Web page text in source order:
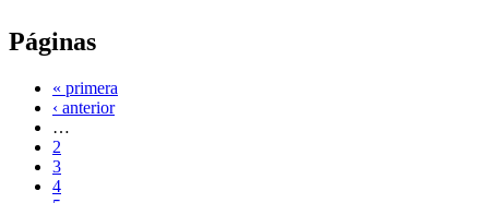
Páginas
« primera
‹ anterior
…
2
3
4